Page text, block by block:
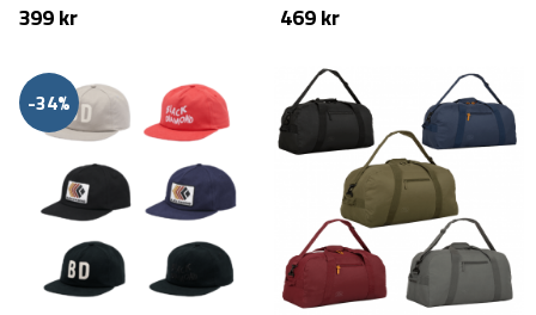
399kr 469kr
-34%